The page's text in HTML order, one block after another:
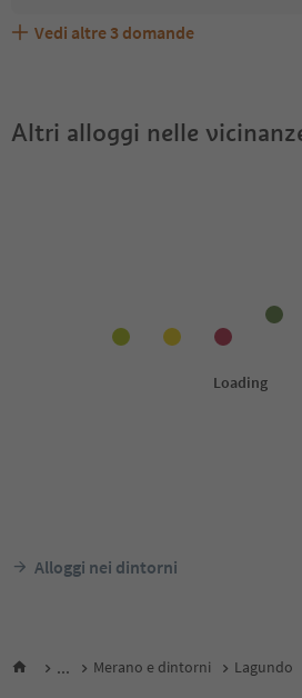
Residence Winklgut accetta animali
Quali servizi/attività sono disponibili
Gli ospiti di Residence Winklgut
Vedi altre 3 domande
Altri alloggi nelle
Alloggi nei dintorni
... Merano e dintorni Lagundo